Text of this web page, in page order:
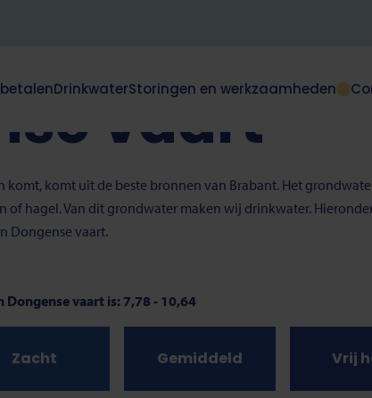
Drinkwater
Dit
deze
open
of
dicht.
Storingen en werkzaamheden
vaart
vaart
komt, komt uit de beste bronnen van Brabant. Het
of hagel. Van dit grondwater maken wij drinkwater.
Dongense vaart.
vaart is: 7,78 - 10,64
Zacht Gemiddeld Vrij